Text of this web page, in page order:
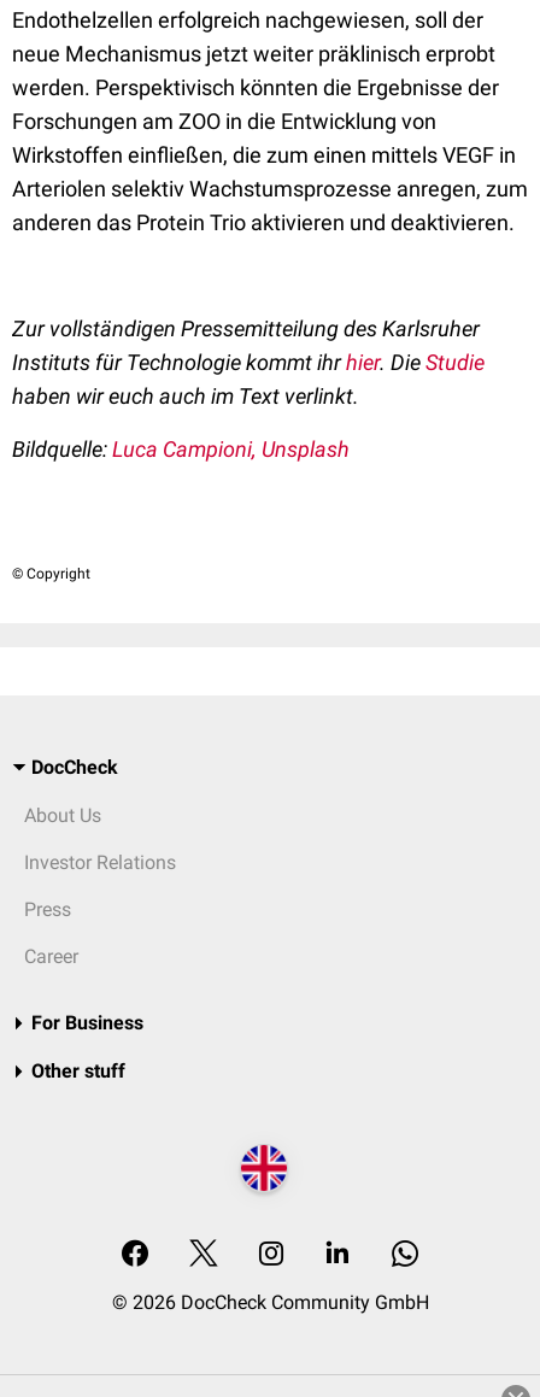
Endothelzellen erfolgreich nachgewiesen, soll der
neue Mechanismus jetzt weiter präklinisch erprobt
werden. Perspektivisch könnten die Ergebnisse der
Forschungen am ZOO in die Entwicklung von
Wirkstoffen einfließen, die zum einen mittels VEGF in
Arteriolen selektiv Wachstumsprozesse anregen, zum
anderen das Protein Trio aktivieren und deaktivieren.
Zur vollständigen Pressemitteilung des Karlsruher
Instituts für Technologie kommt ihrhier. DieStudie
haben wir euch auch im Text verlinkt.
Bildquelle:Luca Campioni, Unsplash
© Copyright
DocCheck
About Us
Investor Relations
Press
Career
For Business
Other stuff
© 2026 DocCheck Community GmbH